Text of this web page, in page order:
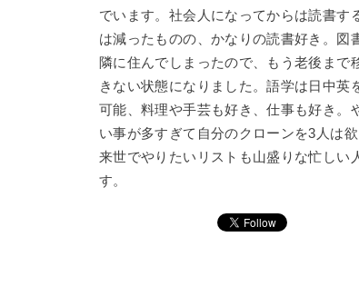
でいます。社会人になってからは読書す
は減ったものの、かなりの読書好き。図
隣に住んでしまったので、もう老後まで
きない状態になりました。語学は日中英
可能、料理や手芸も好き、仕事も好き。
い事が多すぎて自分のクローンを3人は
来世でやりたいリストも山盛りな忙しい
す。